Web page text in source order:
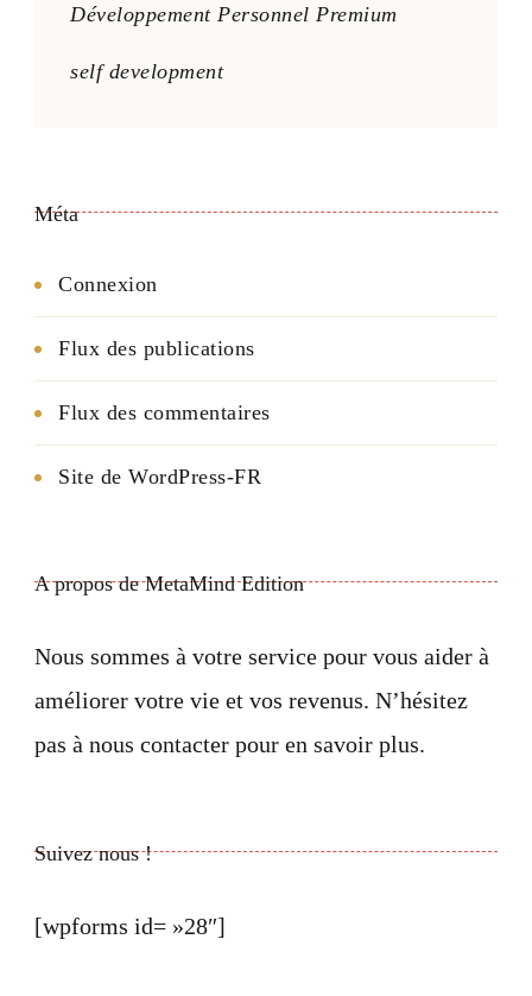
Développement Personnel Premium
self development
Méta
Connexion
Flux des publications
Flux des commentaires
Site de WordPress-FR
A propos de MetaMind Edition
Nous sommes à votre service pour vous aider à
améliorer votre vie et vos revenus. N’hésitez
pas à nous contacter pour en savoir plus.
Suivez nous !
[wpforms id= »28″]